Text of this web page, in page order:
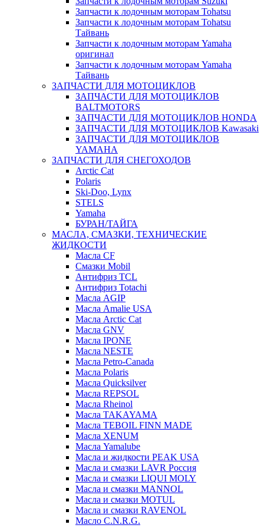
Запчасти к лодочным моторам Tohatsu
Запчасти к лодочным моторам Tohatsu
Тайвань
Запчасти к лодочным моторам Yamaha
оригинал
Запчасти к лодочным моторам Yamaha
Тайвань
ЗАПЧАСТИ ДЛЯ МОТОЦИКЛОВ
ЗАПЧАСТИ ДЛЯ МОТОЦИКЛОВ
BALTMOTORS
ЗАПЧАСТИ ДЛЯ МОТОЦИКЛОВ HONDA
ЗАПЧАСТИ ДЛЯ МОТОЦИКЛОВ Kawasaki
ЗАПЧАСТИ ДЛЯ МОТОЦИКЛОВ
YAMAHA
ЗАПЧАСТИ ДЛЯ СНЕГОХОДОВ
Arctic Cat
Polaris
Ski-Doo, Lynx
STELS
Yamaha
БУРАН/ТАЙГА
МАСЛА, СМАЗКИ, ТЕХНИЧЕСКИЕ
ЖИДКОСТИ
Масла CF
Смазки Mobil
Антифриз TCL
Антифриз Totachi
Масла AGIP
Масла Amalie USA
Масла Arctic Cat
Масла GNV
Масла IPONE
Масла NESTE
Масла Petro-Canada
Масла Polaris
Масла Quicksilver
Масла REPSOL
Масла Rheinol
Масла TAKAYAMA
Масла TEBOIL FINN MADE
Масла XENUM
Масла Yamalube
Масла и жидкости PEAK USA
Масла и смазки LAVR Россия
Масла и смазки LIQUI MOLY
Масла и смазки MANNOL
Масла и смазки MOTUL
Масла и смазки RAVENOL
Масло C.N.R.G.